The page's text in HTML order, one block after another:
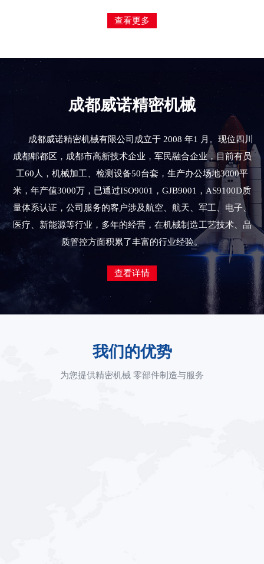
查看更多
成都威诺精密机械
成都威诺精密机械有限公司成立于 2008 年1 月。现位四川
成都郫都区，成都市高新技术企业，军民融合企业，目前有员
工60人，机械加工、检测设备50台套，生产办公场地3000平
米，年产值3000万，已通过ISO9001，GJB9001，AS9100D质
量体系认证，公司服务的客户涉及航空、航天、军工、电子、
医疗、新能源等行业，多年的经营，在机械制造工艺技术、品
质管控方面积累了丰富的行业经验。
查看详情
我们的优势
为您提供精密机械 零部件制造与服务